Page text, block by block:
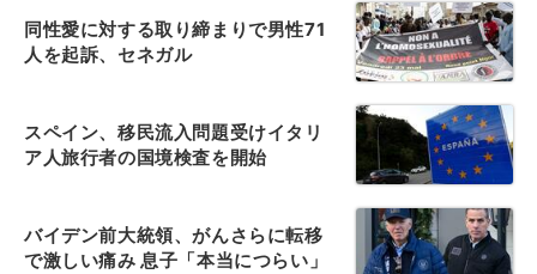
同性愛に対する取り締まりで男性71
人を起訴、セネガル
スペイン、移民流入問題受けイタリ
ア人旅行者の国境検査を開始
バイデン前大統領、がんさらに転移
で激しい痛み 息子「本当につらい」